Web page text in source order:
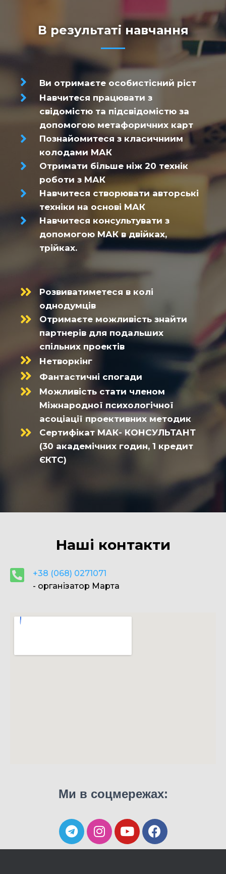
В результаті навчання
Ви отримаєте особистісний ріст
Навчитеся працювати з
свідомістю та підсвідомістю за
допомогою метафоричних карт
Познайомитеся з класичниим
колодами МАК
Отримати більше ніж 20 технік
роботи з МАК
Навчитеся створювати авторські
техніки на основі МАК
Навчитеся консультувати з
допомогою МАК в двійках,
трійках.
Розвиватиметеся в колі
однодумців
Отримаєте можливість знайти
партнерів для подальших
спільних проектів
Нетворкінг
Фантастичні спогади
Можливість стати членом
Міжнародної психологічної
асоціації проективних методик
Сертифікат МАК- КОНСУЛЬТАНТ
(30 академічних годин, 1 кредит
ЄКТС)
Наші контакти
+38 (068) 0271071
- організатор Марта
Ми в соцмережах: